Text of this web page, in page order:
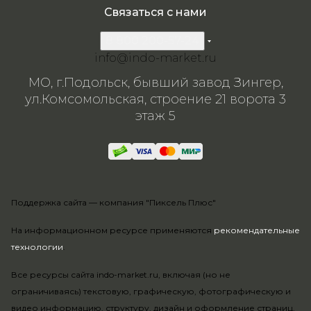
На информационном ресурсе применяются рекомендательные
технологии.
Все ресурсы сайта indo-market.ru, включая (но не
ограничиваясь) текстовую, графическую, фотографическую и
видео информацию, структуру, дизайн и оформление страниц,
Связаться с нами
info@indo-market.ru
МО, г.Подольск, бывший завод Зингер,
ул.Комсомольская, строение 21 ворота 3
этаж 5
Поддержка сайта — компания "Пиксель Плюс"